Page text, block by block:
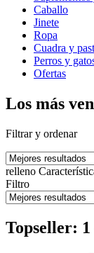
Caballo
Jinete
Ropa
Cuadra y
Perros y
Ofertas
Los más
Filtrar y ordenar
relleno
Filtro
Topseller: